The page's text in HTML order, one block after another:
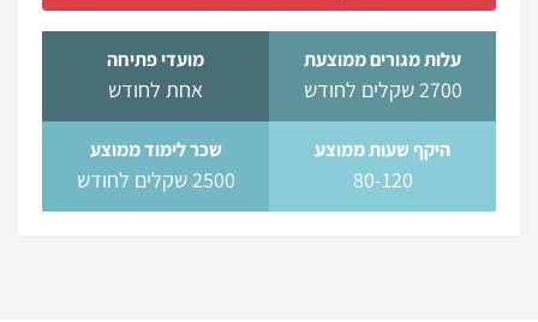
מועדי פתיחה
אחת לחודש
עלות מגורים ממוצעת
2700 שקלים לחודש
שכר לימוד ממוצע
2500 שקלים לחודש
היקף שעות ממוצע
80-120